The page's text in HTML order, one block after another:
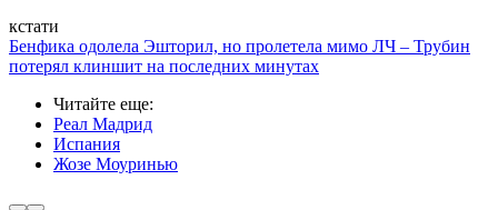
кстати
Бенфика одолела Эшторил, но пролетела мимо ЛЧ – Трубин
потерял клиншит на последних минутах
Читайте еще:
Реал Мадрид
Испания
Жозе Моуринью